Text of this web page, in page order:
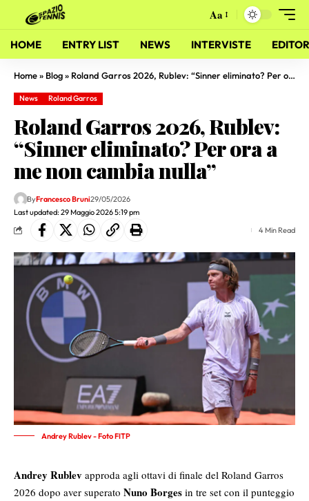
Aa
HOME ENTRY LIST NEWS INTERVISTE
Home» Blog» Roland Garros 2026, Rublev: “Sinner eliminato? Per ora a me non cambia nulla”
News Roland Garros
Roland Garros 2026, Rublev:
“Sinner eliminato? Per ora a
me non cambia nulla”
Last updated: 29 Maggio 2026 5:19 pm
ByFrancesco Bruni29/05/2026
4 Min Read
Andrey Rublev - Foto FITP
Andrey Rublev approda agli ottavi di finale del Roland Garros
2026 dopo aver superato Nuno Borges in tre set con il punteggio